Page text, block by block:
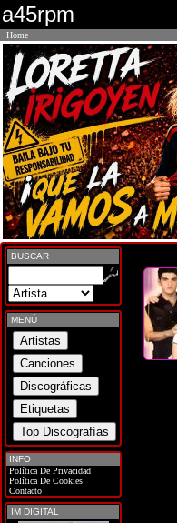
a45rpm
Home
BUSCAR
MENÚ
INFO
Política De Privacidad
Política De Cookies
Contacto
IM DIGITAL